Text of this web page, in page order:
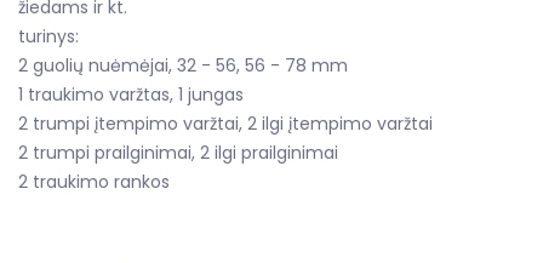
žiedams ir kt.
turinys:
2 guolių nuėmėjai, 32 - 56, 56 - 78 mm
1 traukimo varžtas, 1 jungas
2 trumpi įtempimo varžtai, 2 ilgi įtempimo varžtai
2 trumpi prailginimai, 2 ilgi prailginimai
2 traukimo rankos